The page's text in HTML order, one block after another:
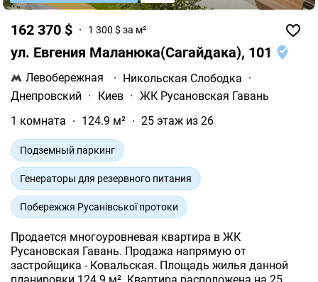
162 370 $ 1 300 $ за м²
ул. Евгения Маланюка(Сагайдака), 101
Левобережная · Никольская Слободка ·
Днепровский · Киев · ЖК Русановская Гавань
1 комната
124.9 м² 25 этаж из 26
Подземный паркинг
Генераторы для резервного питания
Побережжя Русанівської протоки
Продается много­уровневая квартира в ЖК
Русановская Гавань. Продажа напрямую от
застройщика - Ковальская. Площадь жилья данной